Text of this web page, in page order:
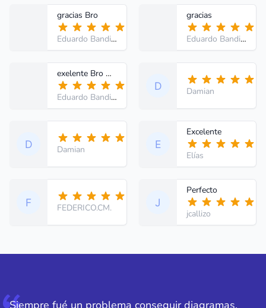
gracias Bro
Eduardo Bandilla
gracias
Eduardo Bandilla
exelente Bro muchas gracias por tu aporte
Eduardo Bandilla
Damian
Damian
Excelente
Elías
FEDERICO.CM.
Perfecto
jcallizo